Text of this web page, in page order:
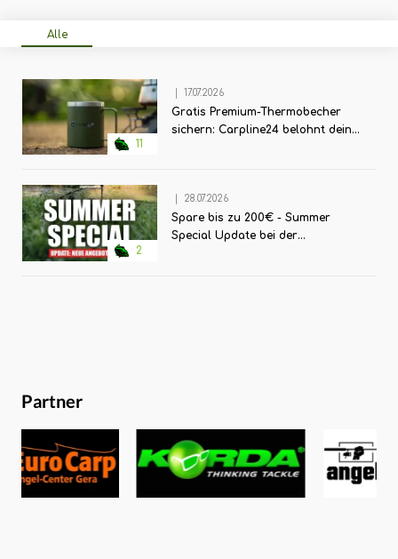
Alle
11
17.07.2026
Gratis Premium-Thermobecher
sichern: Carpline24 belohnt deine
2
28.07.2026
Spare bis zu 200€ - Summer
Special Update bei der
Partner